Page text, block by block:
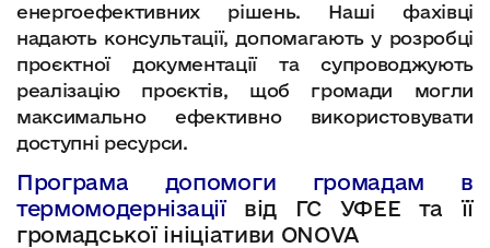
енергоефективних рішень. Наші фахівці
надають консультації, допомагають у розробці
проєктної документації та супроводжують
реалізацію проєктів, щоб громади могли
максимально ефективно використовувати
доступні ресурси.
Програма допомоги громадам в
термомодернізаціївід ГС УФЕЕ та її
громадської ініціативи ONOVA